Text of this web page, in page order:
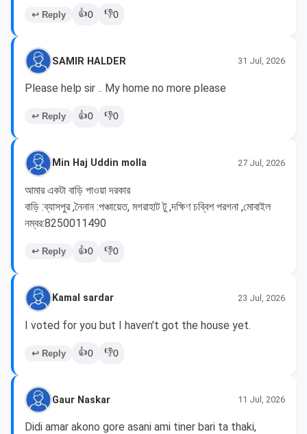
↩ Reply 👍0 👎0
SAMIR HALDER 31 Jul, 2026
Please help sir .. My home no more please
↩ Reply 👍0 👎0
Min Haj Uddin molla 27 Jul, 2026
আমার একটা বাড়ি পাওয়া দরকার
বাড়ি :ব্যাসপুর ,নৈনান :পঞ্চায়েত, মগরাহাট টু ,দক্ষিণ চব্বিশ পরগনা ,মোবাইল
নম্বর:8250011490
↩ Reply 👍0 👎0
Kamal sardar 23 Jul, 2026
I voted for you but I haven't got the house yet.
↩ Reply 👍0 👎0
Gaur Naskar 11 Jul, 2026
Didi amar akono gore asani ami tiner bari ta thaki,